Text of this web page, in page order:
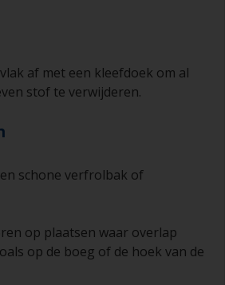
aparte verfrolbak of
of schone droge blikken kunnen
het mengen van de verf. Ook zijn
afmeten van kleine
en verhardingsmiddel voor de
met antifouling
het einde van het aanbrengen
primer en de eerste laag
langer is dan vermeld op de
etiket. Dit is met name van
af met een kleefdoek om al
stof te verwijderen.
schone verfrolbak of
op plaatsen waar overlap
op de boeg of de hoek van de